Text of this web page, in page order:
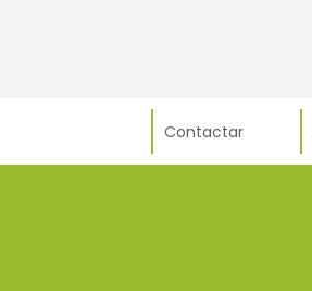
Contactar